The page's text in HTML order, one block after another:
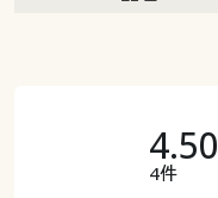
4.50
4件